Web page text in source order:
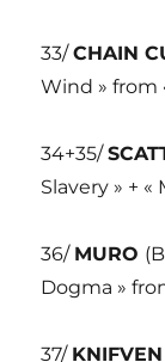
33/CHAIN
Wind » from
34+35/
Slavery » +
36/ MURO
Dogma »
37/ KNIFVEN